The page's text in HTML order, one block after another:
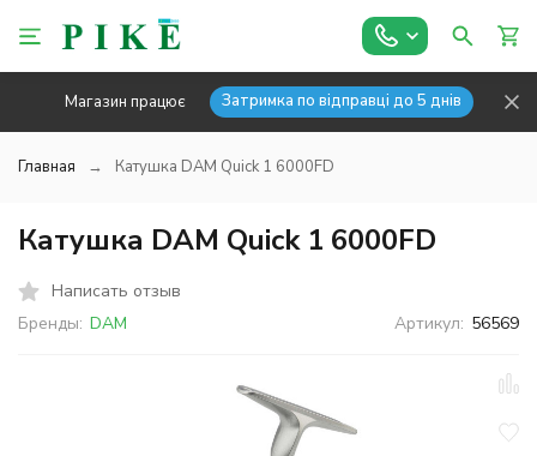
Магазин працює Затримка по відправці до 5 днів
Главная Катушка DAM Quick 1 6000FD
Катушка DAM Quick 1 6000FD
Написать отзыв
Бренды: DAM Артикул: 56569